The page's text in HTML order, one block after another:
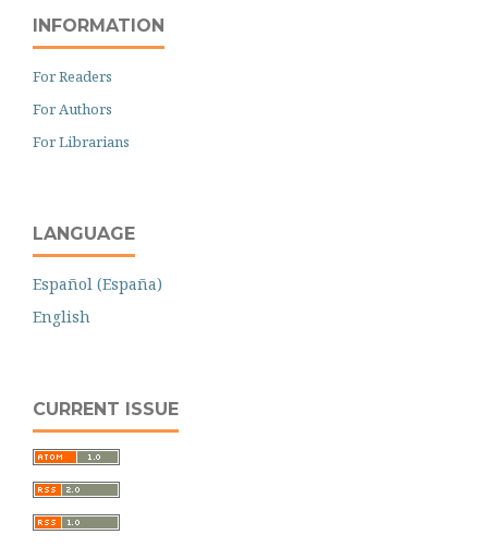
INFORMATION
For Readers
For Authors
For Librarians
LANGUAGE
Español (España)
English
CURRENT ISSUE